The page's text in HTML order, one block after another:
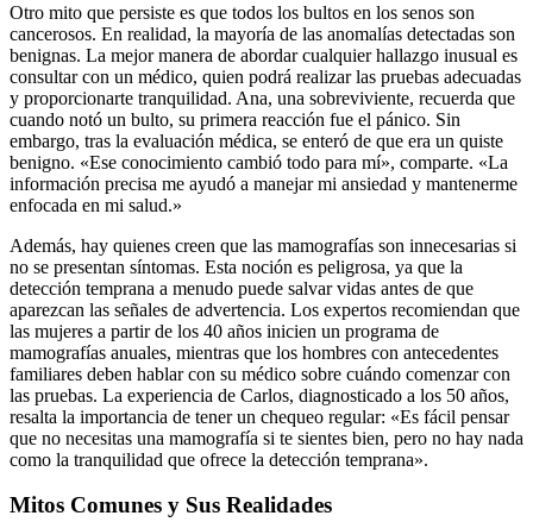
Otro mito que persiste es que todos los bultos en los senos son
cancerosos. En realidad, la mayoría de las anomalías detectadas son
benignas. La mejor manera de abordar cualquier hallazgo inusual es
consultar con un médico, quien podrá realizar las pruebas adecuadas
y proporcionarte tranquilidad. Ana, una sobreviviente, recuerda que
cuando notó un bulto, su primera reacción fue el pánico. Sin
embargo, tras la evaluación médica, se enteró de que era un quiste
benigno. «Ese conocimiento cambió todo para mí», comparte. «La
información precisa me ayudó a manejar mi ansiedad y mantenerme
enfocada en mi salud.»
Además, hay quienes creen que las mamografías son innecesarias si
no se presentan síntomas. Esta noción es peligrosa, ya que la
detección temprana a menudo puede salvar vidas antes de que
aparezcan las señales de advertencia. Los expertos recomiendan que
las mujeres a partir de los 40 años inicien un programa de
mamografías anuales, mientras que los hombres con antecedentes
familiares deben hablar con su médico sobre cuándo comenzar con
las pruebas. La experiencia de Carlos, diagnosticado a los 50 años,
resalta la importancia de tener un chequeo regular: «Es fácil pensar
que no necesitas una mamografía si te sientes bien, pero no hay nada
como la tranquilidad que ofrece la detección temprana».
Mitos Comunes y Sus Realidades